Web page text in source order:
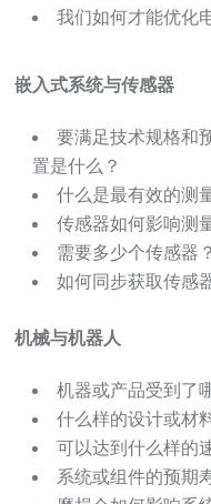
我们如何才能优化
嵌入式系统与传感器
要满足技术规格和
置是什么？
什么是最有效的测
传感器如何影响测
需要多少个传感器？
如何同步获取传感
机械与机器人
机器或产品受到了
什么样的设计或材
可以达到什么样的
系统或组件的预期